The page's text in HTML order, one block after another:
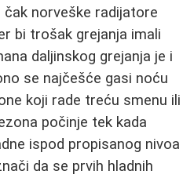
norveške radijatore
bi trošak grejanja imali
daljinskog grejanja je i
se najčešće gasi noću
koji rade treću smenu ili
počinje tek kada
ispod propisanog nivoa
da se prvih hladnih